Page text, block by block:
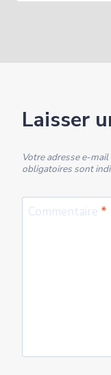
Laisser
Votre adresse e-
obligatoires sont
Commentaire *